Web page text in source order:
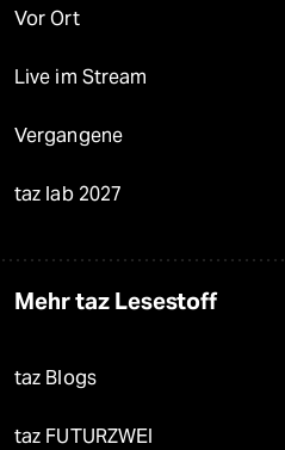
Vor Ort
Live im Stream
Vergangene
taz lab 2027
Mehr taz Lesestoff
taz Blogs
taz FUTURZWEI